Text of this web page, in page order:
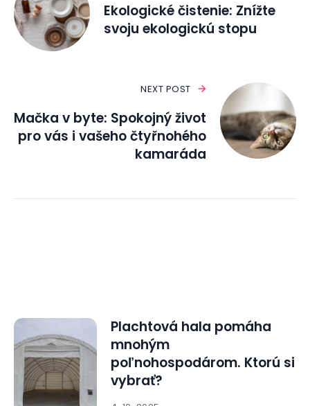
Ekologické čistenie: Znížte
svoju ekologickú stopu
NEXT POST
Mačka v byte: Spokojný život
pro vás i vašeho čtyřnohého
kamaráda
Plachtová hala pomáha
mnohým
poľnohospodárom. Ktorú si
vybrať?